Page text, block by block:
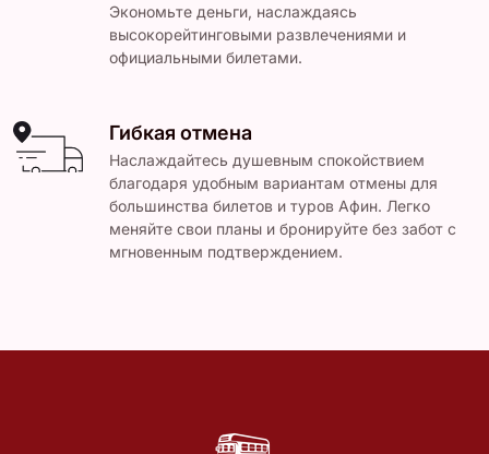
Экономьте деньги, наслаждаясь
высокорейтинговыми развлечениями и
официальными билетами.
Гибкая отмена
Наслаждайтесь душевным спокойствием
благодаря удобным вариантам отмены для
большинства билетов и туров Афин. Легко
меняйте свои планы и бронируйте без забот с
мгновенным подтверждением.